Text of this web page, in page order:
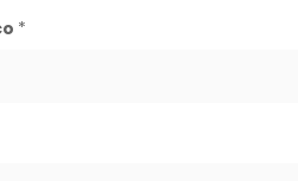
*